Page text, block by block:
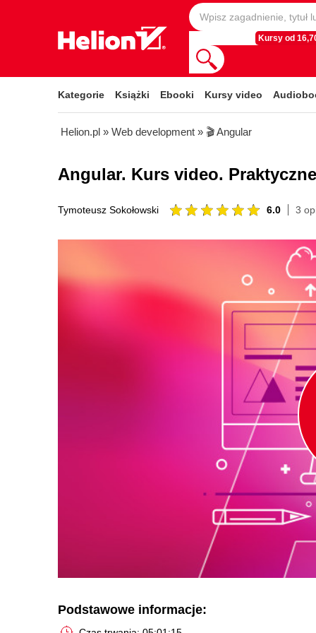
Kursy od
Kategorie Książki Ebooki Kursy video
Helion.pl » Web development » 🎬 Angular
Angular. Kurs video.
Tymoteusz Sokołowski 6.0 3
Podstawowe informacje: